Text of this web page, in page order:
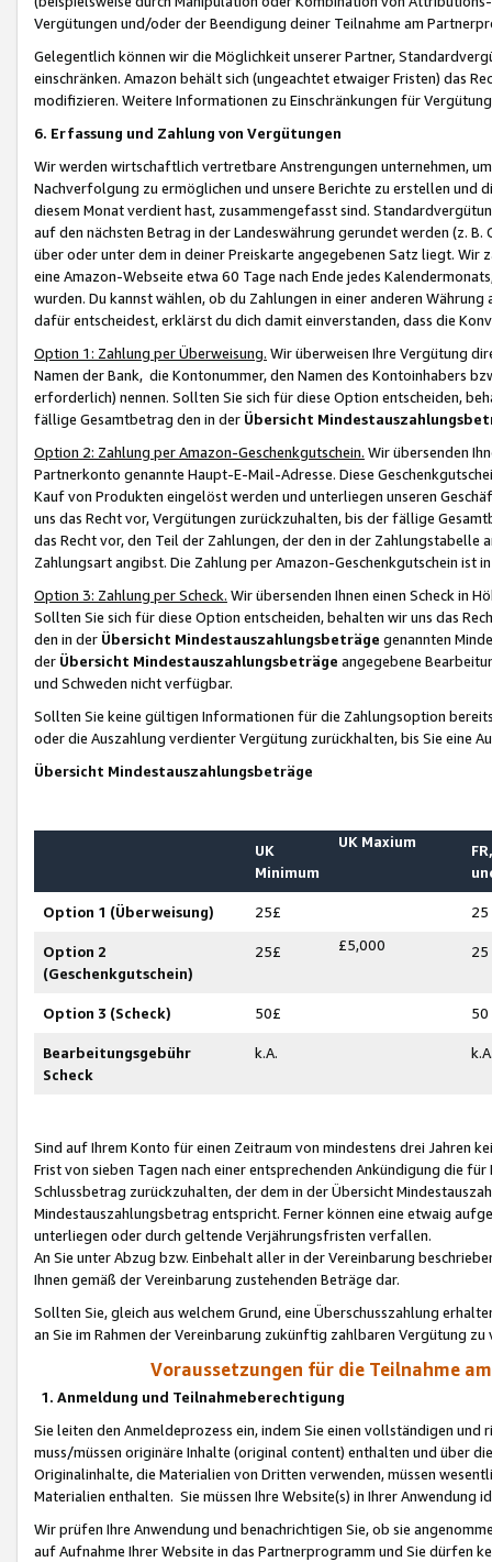
Vergütungen und/oder der Beendigung deiner Teilnahme am
Gelegentlich können wir die Möglichkeit unserer Partner,
einschränken. Amazon behält sich (ungeachtet etwaiger Fristen) das
modifizieren. Weitere Informationen zu Einschränkungen für
6. Erfassung und Zahlung von Vergütungen
Wir werden wirtschaftlich vertretbare Anstrengungen unternehmen,
Nachverfolgung zu ermöglichen und unsere Berichte zu erstellen und
diesem Monat verdient hast, zusammengefasst sind.
auf den nächsten Betrag in der Landeswährung gerundet werden (z.
über oder unter dem in deiner Preiskarte angegebenen Satz liegt.
eine Amazon-Webseite etwa 60 Tage nach Ende jedes
wurden. Du kannst wählen, ob du Zahlungen in einer anderen
dafür entscheidest, erklärst du dich damit einverstanden, dass die
Option 1: Zahlung per Überweisung. Wir überweisen Ihre Vergütung
Namen der Bank, die Kontonummer, den Namen des Kontoinhabers
erforderlich) nennen. Sollten Sie sich für diese Option entscheiden,
fällige Gesamtbetrag den in der Übersicht
Option 2: Zahlung per Amazon-Geschenkgutschein. Wir übersenden
Partnerkonto genannte Haupt-E-Mail-Adresse. Diese
Kauf von Produkten eingelöst werden und unterliegen unseren
uns das Recht vor, Vergütungen zurückzuhalten, bis der fällige
das Recht vor, den Teil der Zahlungen, der den in der
Zahlungsart angibst. Die Zahlung per Amazon-Geschenkgutschein ist
Option 3: Zahlung per Scheck. Wir übersenden Ihnen einen Scheck in
Sollten Sie sich für diese Option entscheiden, behalten wir uns das
den in der Übersicht Mindestauszahlungsbeträge genannten
der Übersicht Mindestauszahlungsbeträge angegebene
und Schweden nicht verfügbar.
Sollten Sie keine gültigen Informationen für die Zahlungsoption
oder die Auszahlung verdienter Vergütung zurückhalten, bis Sie
Übersicht Mindestauszahlungsbeträge
UK
Minimum
UK Maxium
Option 1 (Überweisung) 25£ 25
Option 2
(Geschenkgutschein)
25£ £5,000 25
Option 3 (Scheck) 50£ 50
Bearbeitungsgebühr
Scheck
k.A.
Sind auf Ihrem Konto für einen Zeitraum von mindestens drei Jahren
Frist von sieben Tagen nach einer entsprechenden Ankündigung die
Schlussbetrag zurückzuhalten, der dem in der Übersicht
Mindestauszahlungsbetrag entspricht. Ferner können eine etwaig
unterliegen oder durch geltende Verjährungsfristen verfallen.
An Sie unter Abzug bzw. Einbehalt aller in der Vereinbarung
Ihnen gemäß der Vereinbarung zustehenden Beträge dar.
Sollten Sie, gleich aus welchem Grund, eine Überschusszahlung
an Sie im Rahmen der Vereinbarung zukünftig zahlbaren Vergütung zu
Voraussetzungen für die Teilnahme
1. Anmeldung und Teilnahmeberechtigung
Sie leiten den Anmeldeprozess ein, indem Sie einen vollständigen
muss/müssen originäre Inhalte (original content) enthalten und über
Originalinhalte, die Materialien von Dritten verwenden, müssen
Materialien enthalten. Sie müssen Ihre Website(s) in Ihrer Anwendung
Wir prüfen Ihre Anwendung und benachrichtigen Sie, ob sie
auf Aufnahme Ihrer Website in das Partnerprogramm und Sie dürfen